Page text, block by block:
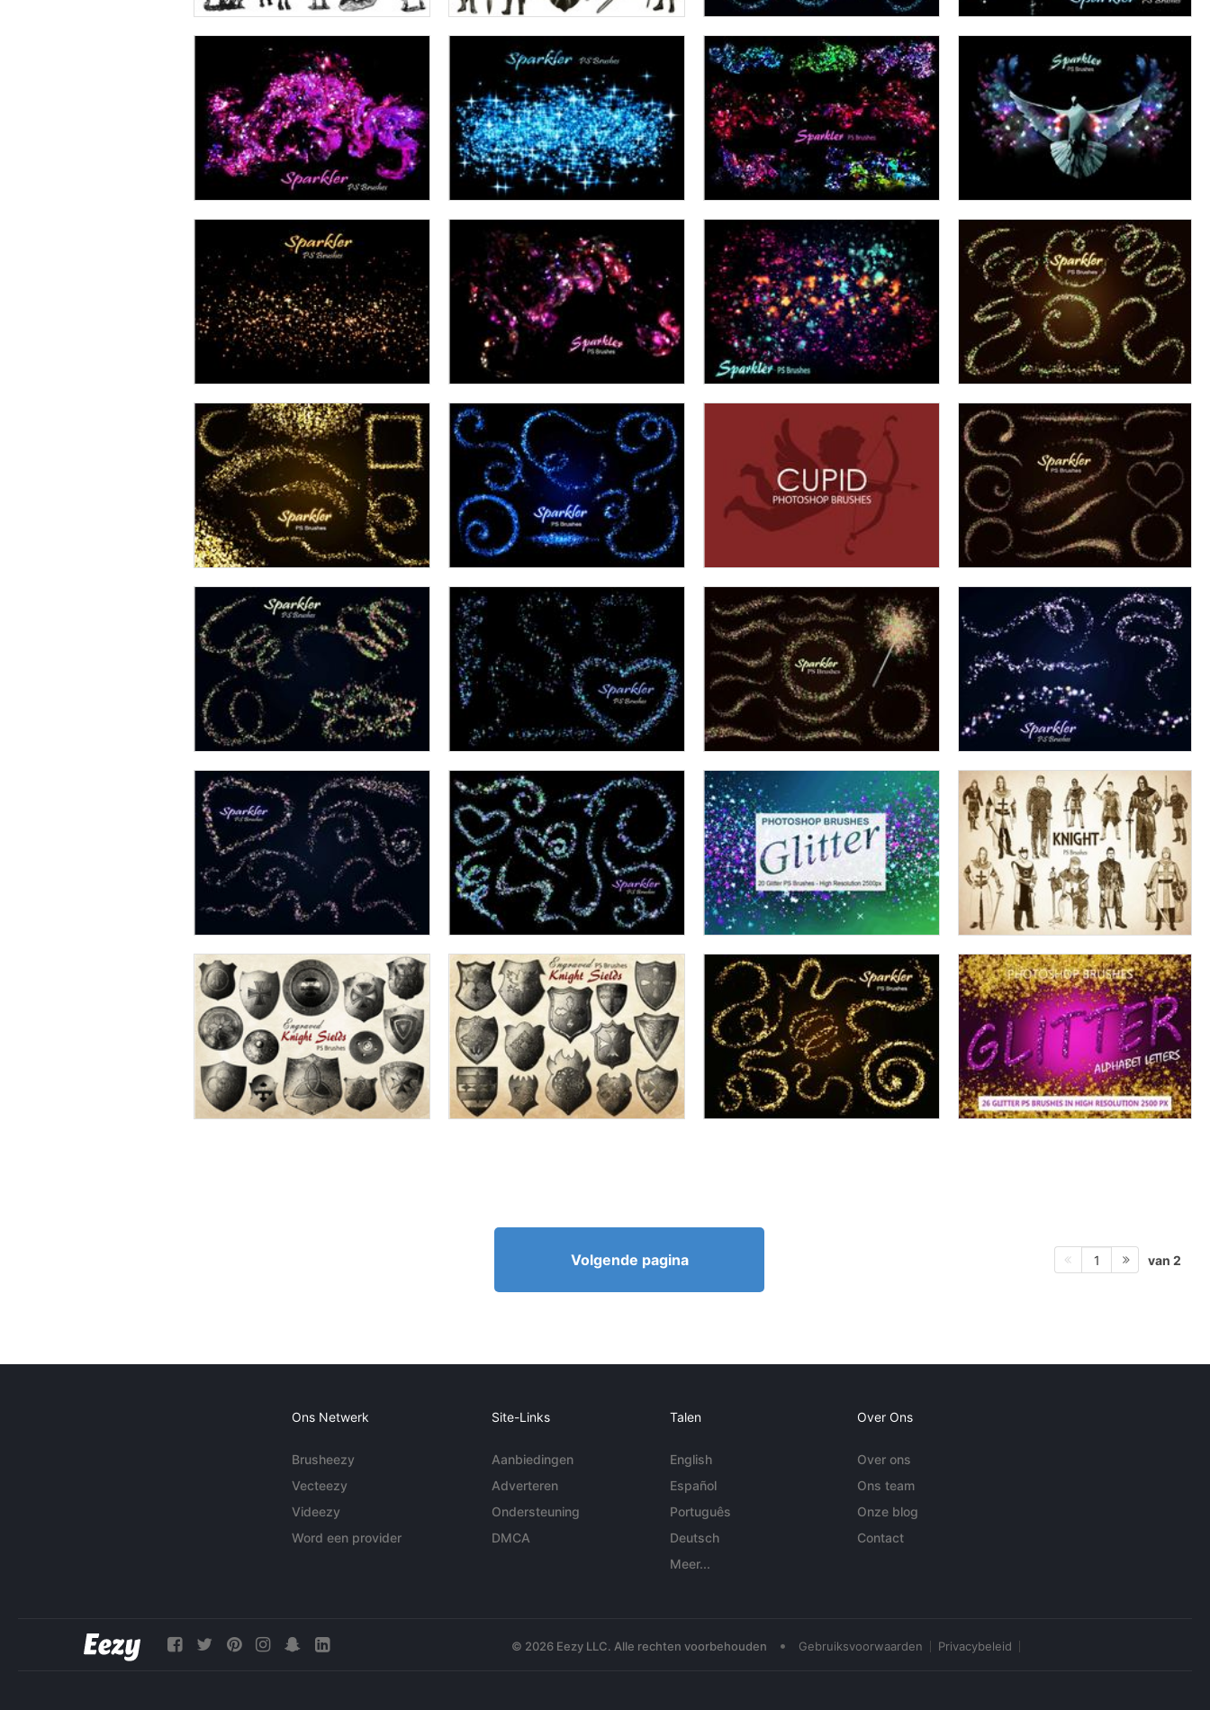
Volgende pagina 1 van 2
Ons Netwerk
Brusheezy
Vecteezy
Videezy
Word een provider
Site-Links
Aanbiedingen
Adverteren
Ondersteuning
DMCA
Talen
English
Español
Português
Deutsch
Meer...
Over Ons
Over ons
Ons team
Onze blog
Contact
© 2026 Eezy LLC. Alle rechten voorbehouden • Gebruiksvoorwaarden Privacybeleid